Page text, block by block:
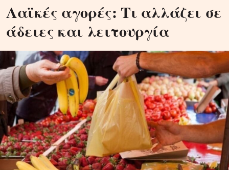
Λαϊκές αγορές: Τι αλλάζει σε
άδειες και λειτουργία